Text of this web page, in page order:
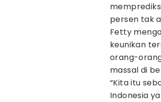
persen tak
Fetty
keunikan
orang-
massal di
“Kita itu
Indonesia